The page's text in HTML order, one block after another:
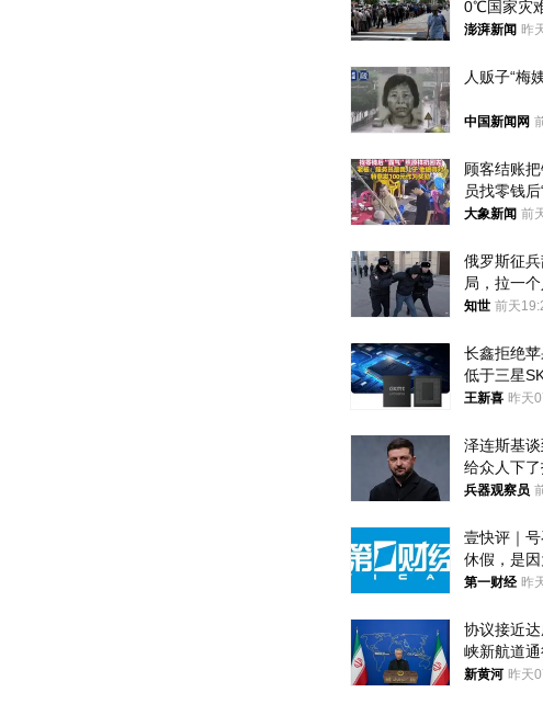
0℃国家灾
名首尔老人
澎湃新闻 昨
人贩子“梅
中国新闻网
顾客结账
员找零钱后
回去
大象新闻 前
俄罗斯征
局，拉一
知世 前天
长鑫拒绝
低于三星
失去了议
王新喜 昨天
泽连斯基
给众人下了
和中乌关系
兵器观察员
壹快评｜
休假，是
第一财经 昨
协议接近
峡新航道通
提“倒计时”
新黄河 昨天